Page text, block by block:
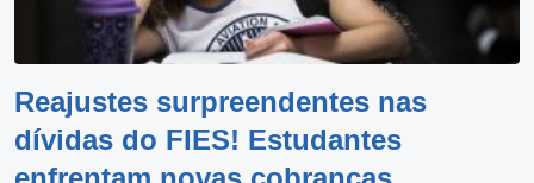
Reajustes surpreendentes nas
dívidas do FIES! Estudantes